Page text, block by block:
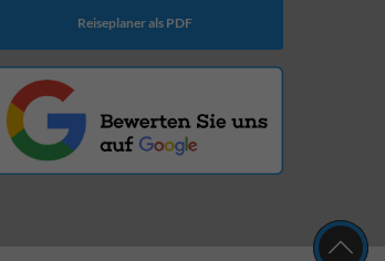
Reiseplaner als PDF